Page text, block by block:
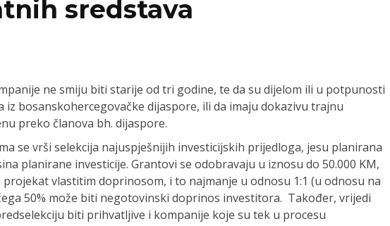
sredstava
ne smiju biti starije od tri godine, te da su dijelom ili u potpunosti
iz bosanskohercegovačke dijaspore, ili da imaju dokazivu trajnu
preko članova bh. dijaspore.
se vrši selekcija najuspješnijih investicijskih prijedloga, jesu planirana
planirane investicije. Grantovi se odobravaju u iznosu do 50.000 KM,
vlastitim doprinosom, i to najmanje u odnosu 1:1 (u odnosu na
50% može biti negotovinski doprinos investitora. Također, vrijedi
biti prihvatljive i kompanije koje su tek u procesu